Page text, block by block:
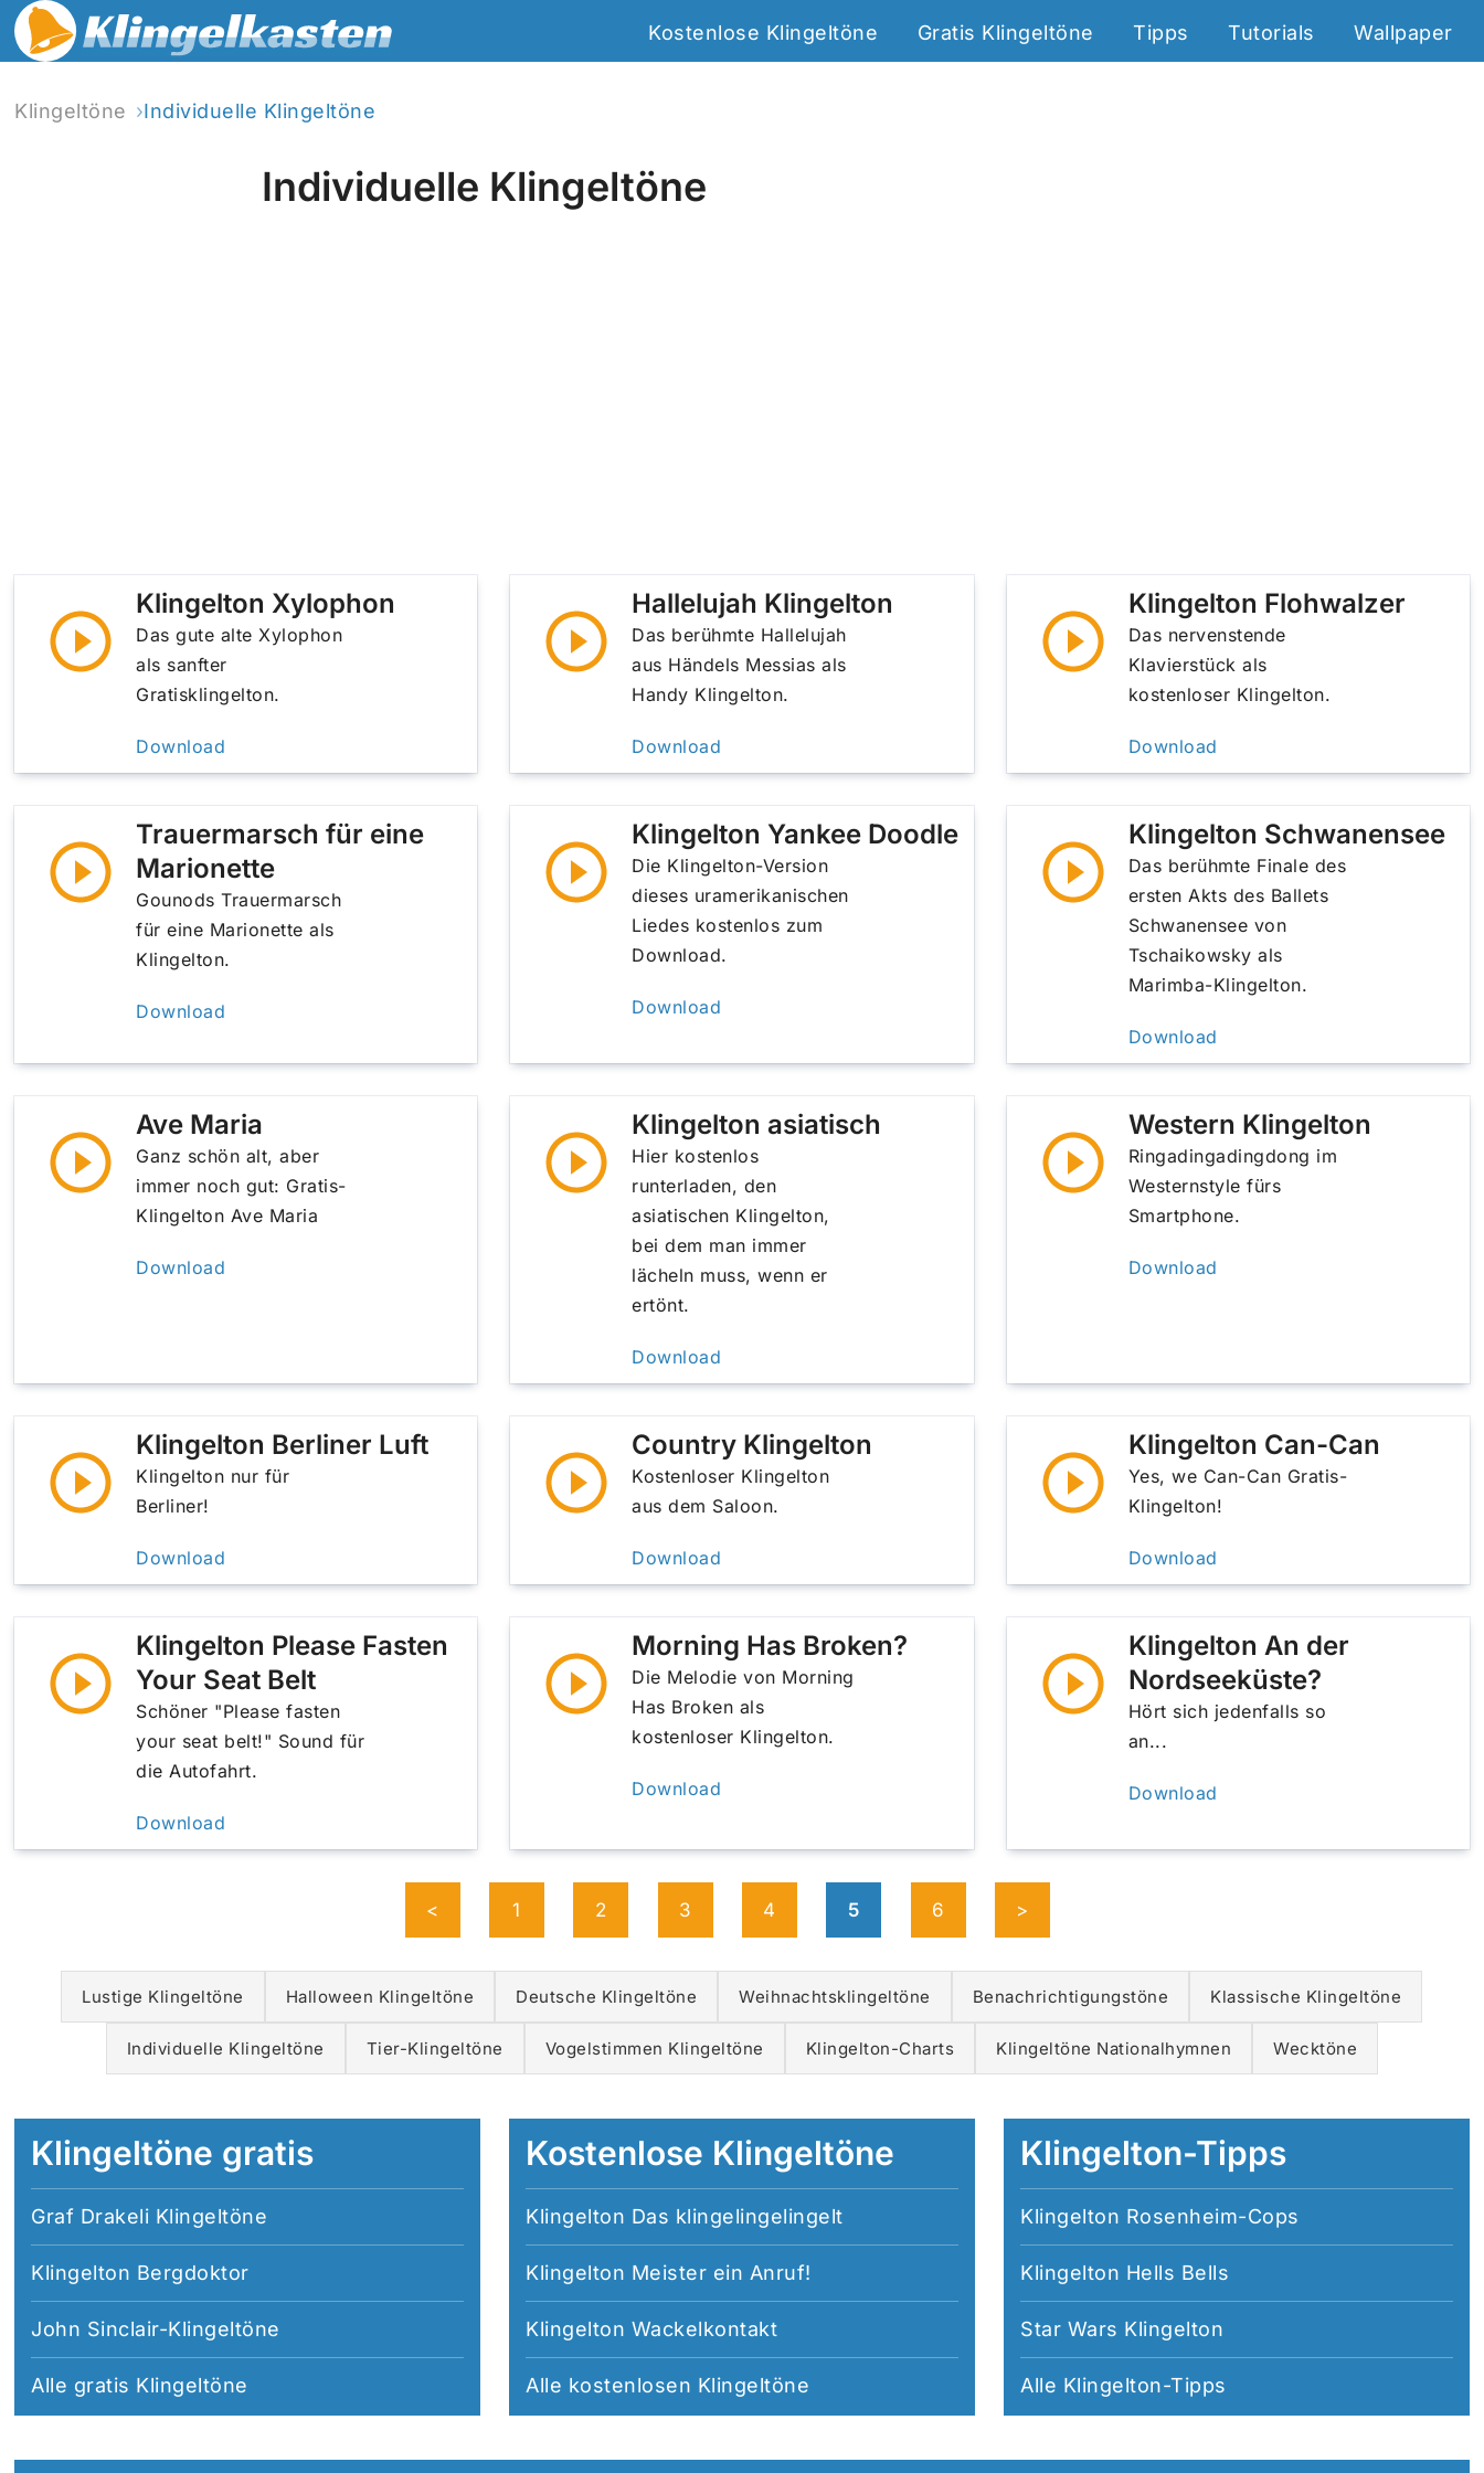
Kostenlose Klingeltöne Gratis Klingeltöne Tipps Tutorials Wallpaper
Klingeltöne Individuelle Klingeltöne
Individuelle Klingeltöne
Klingelton Xylophon
Das gute alte Xylophon
als sanfter
Gratisklingelton.
Download
Hallelujah Klingelton
Das berühmte Hallelujah
aus Händels Messias als
Handy Klingelton.
Download
Klingelton Flohwalzer
Das nervenstende
Klavierstück als
kostenloser Klingelton.
Download
Trauermarsch für eine
Marionette
Gounods Trauermarsch
für eine Marionette als
Klingelton.
Download
Klingelton Yankee Doodle
Die Klingelton-Version
dieses uramerikanischen
Liedes kostenlos zum
Download.
Download
Klingelton Schwanensee
Das berühmte Finale des
ersten Akts des Ballets
Schwanensee von
Tschaikowsky als
Marimba-Klingelton.
Download
Ave Maria
Ganz schön alt, aber
immer noch gut: Gratis-
Klingelton Ave Maria
Download
Klingelton asiatisch
Hier kostenlos
runterladen, den
asiatischen Klingelton,
bei dem man immer
lächeln muss, wenn er
ertönt.
Download
Western Klingelton
Ringadingadingdong im
Westernstyle fürs
Smartphone.
Download
Klingelton Berliner Luft
Klingelton nur für
Berliner!
Download
Country Klingelton
Kostenloser Klingelton
aus dem Saloon.
Download
Klingelton Can-Can
Yes, we Can-Can Gratis-
Klingelton!
Download
Klingelton Please Fasten
Your Seat Belt
Schöner "Please fasten
your seat belt!" Sound für
die Autofahrt.
Download
Morning Has Broken?
Die Melodie von Morning
Has Broken als
kostenloser Klingelton.
Download
Klingelton An der
Nordseeküste?
Hört sich jedenfalls so
an...
Download
< 1 2 3 4 5 6 >
Lustige Klingeltöne Halloween Klingeltöne Deutsche Klingeltöne Weihnachtsklingeltöne Benachrichtigungstöne Klassische Klingeltöne
Individuelle Klingeltöne Tier-Klingeltöne Vogelstimmen Klingeltöne Klingelton-Charts Klingeltöne Nationalhymnen Wecktöne
Klingeltöne gratis
Graf Drakeli Klingeltöne
Klingelton Bergdoktor
John Sinclair-Klingeltöne
Alle gratis Klingeltöne
Kostenlose Klingeltöne
Klingelton Das klingelingelingelt
Klingelton Meister ein Anruf!
Klingelton Wackelkontakt
Alle kostenlosen Klingeltöne
Klingelton-Tipps
Klingelton Rosenheim-Cops
Klingelton Hells Bells
Star Wars Klingelton
Alle Klingelton-Tipps